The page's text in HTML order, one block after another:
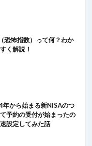
恐怖指数）って何？わか
く解説！
年から始まる新NISAのつ
予約の受付が始まったの
設定してみた話